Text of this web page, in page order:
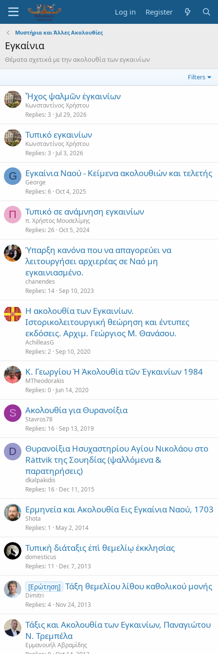
Log in Register
Μυστήρια και Άλλες Ακολουθίες
Εγκαίνια
Θέματα σχετικά με την ακολουθία των εγκαινίων
Filters
Ἦχος ψαλμῶν ἐγκαινίων
Κωνσταντίνος Χρήστου
Replies 3 Jul 29, 2026
Τυπικό εγκαινίων
Κωνσταντίνος Χρήστου
Replies 3 Jul 3, 2026
G Εγκαίνια Ναού - Κείμενα ακολουθιών και τελετής
George
Replies 6 Oct 4, 2025
Π Τυπικό σε ανάμνηση εγκαινίων
π. Χρήστος Μουσελίμης
Replies 26 Oct 5, 2024
Ύπαρξη κανόνα που να απαγορεύει να
λειτουργήσει αρχιερέας σε Ναό μη
εγκαινιασμένο.
chanendes
Replies 14 Sep 10, 2023
Η ακολουθία των Εγκαινίων.
Ιστορικολειτουργική θεώρηση και έντυπες
εκδόσεις. Αρχιμ. Γεώργιος Μ. Θανάσου.
AchilleasG
Replies 2 Sep 10, 2020
Κ. Γεωργίου Ἡ Ἀκολουθία τῶν Ἐγκαινίων 1984
MTheodorakis
Replies 0 Jun 14, 2020
S Ακολουθία για Θυρανοίξια
Stavros78
Replies 16 Sep 13, 2019
D
Θυρανοίξια Ησυχαστηρίου Αγίου Νικολάου στο
Rättvik της Σουηδίας (ψαλλόμενα &
παρατηρήσεις)
dkalpakidis
Replies 16 Dec 11, 2015
Ερμηνεία και Ακολουθία Εις Εγκαίνια Ναού, 1703
Shota
Replies 1 May 2, 2014
Τυπικὴ διάταξις ἐπὶ θεμελίῳ ἐκκλησίας
domesticus
Replies 11 Dec 7, 2013
[Ερώτηση] Τάξη θεμελίου λίθου καθολικού μονής
Dimitri
Replies 4 Nov 24, 2013
Τάξις και Ακολουθία των Εγκαινίων, Παναγιώτου
Ν. Τρεμπέλα
Εμμανουήλ Αβραμίδης